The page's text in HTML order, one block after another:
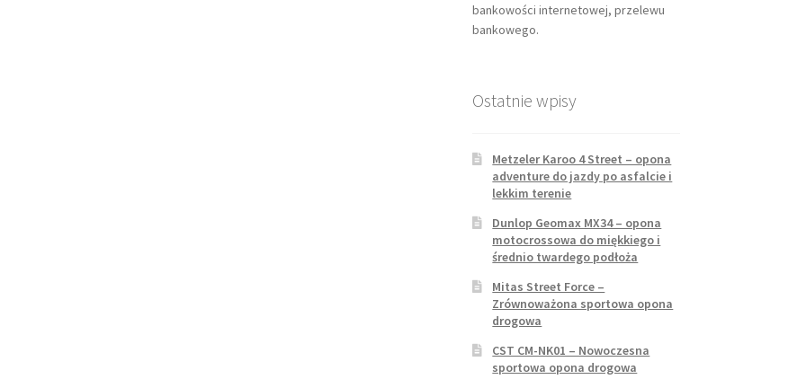
bankowości internetowej, przelewu
bankowego.
Ostatnie wpisy
Metzeler Karoo 4 Street – opona
adventure do jazdy po asfalcie i
lekkim terenie
Dunlop Geomax MX34 – opona
motocrossowa do miękkiego i
średnio twardego podłoża
Mitas Street Force –
Zrównoważona sportowa opona
drogowa
CST CM-NK01 – Nowoczesna
sportowa opona drogowa